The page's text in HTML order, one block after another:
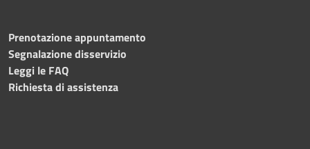
Prenotazione appuntamento
Segnalazione disservizio
Leggi le FAQ
Richiesta di assistenza